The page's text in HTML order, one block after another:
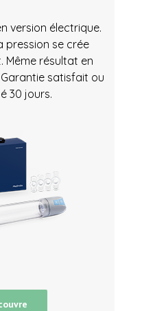
version électrique.
pression se crée
Même résultat en
satisfait ou
30 jours.